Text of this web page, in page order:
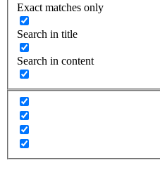
Exact matches only
Search in title
Search in content